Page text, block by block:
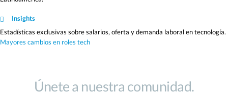
Insights
Estadísticas exclusivas sobre salarios, oferta y demanda laboral en tecnología.
Mayores cambios en roles tech
Únete a nuestra comunidad.